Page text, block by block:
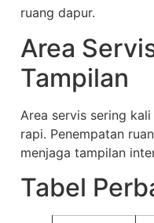
ruang dapur.
Area
Tampilan
Area servis sering
rapi. Penempatan
menjaga tampilan
Tabel